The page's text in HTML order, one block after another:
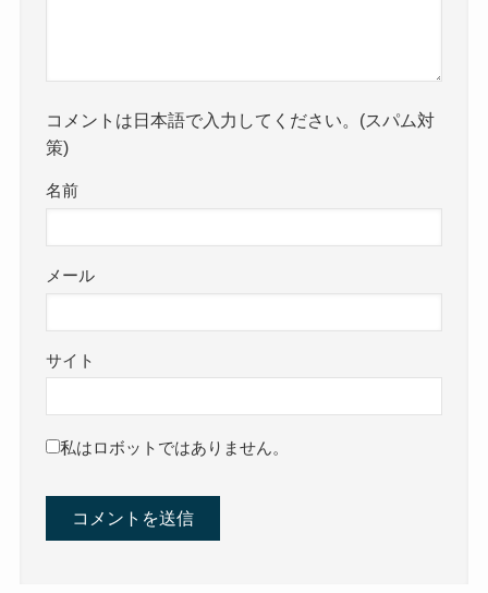
コメントは日本語で入力してください。(スパム対
策)
名前
メール
サイト
私はロボットではありません。